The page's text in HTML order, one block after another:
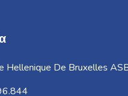
Hellenique De Bruxelles